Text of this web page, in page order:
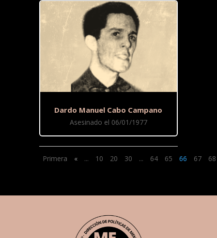
Dardo Manuel Cabo Campano
Asesinado el 06/01/1977
Primera « ... 10 20 30 ... 64 65 66 67 68